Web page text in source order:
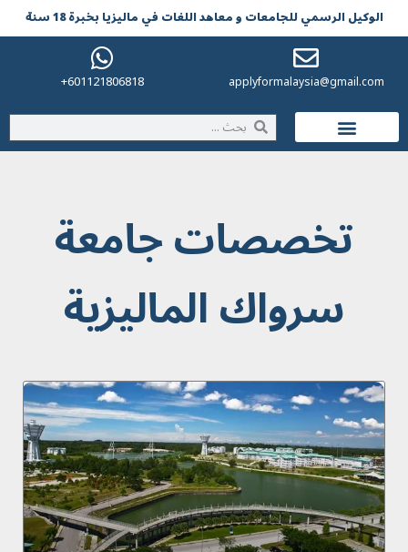
الوکیل الرسمي للجامعات و معاهد اللغات في مالیزیا بخبرة 18 سنة
applyformalaysia@gmail.com
601121806818+
تخصصات جامعة
سرواك الماليزية